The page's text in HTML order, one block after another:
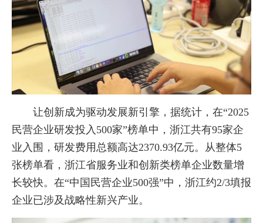
让创新成为驱动发展新引擎，据统计，在“2025
民营企业研发投入500家”榜单中，浙江共有95家企
业入围，研发费用总额高达2370.93亿元。从整体5
张榜单看，浙江省服务业和创新类榜单企业数量增
长较快。在“中国民营企业500强”中，浙江约2/3填报
企业已涉及战略性新兴产业。